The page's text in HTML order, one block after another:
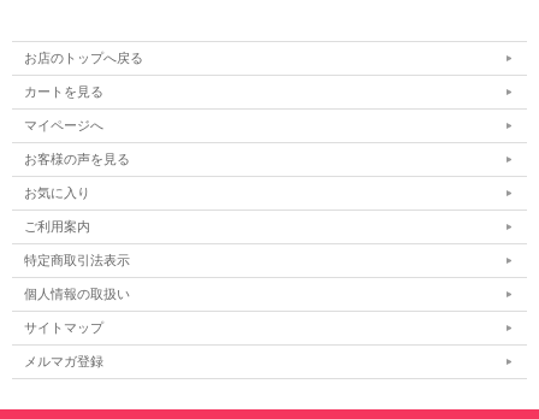
お店のトップへ戻る
カートを見る
マイページへ
お客様の声を見る
お気に入り
ご利用案内
特定商取引法表示
個人情報の取扱い
サイトマップ
メルマガ登録